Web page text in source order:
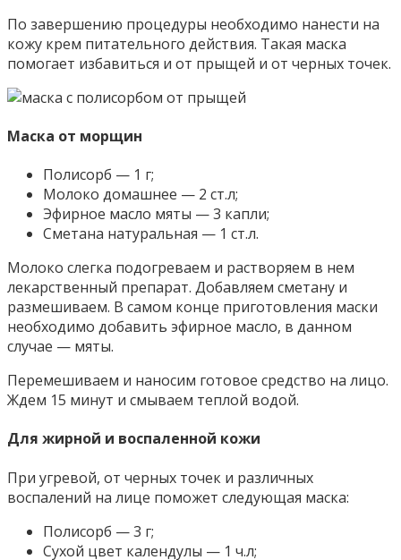
По завершению процедуры необходимо нанести на
кожу крем питательного действия. Такая маска
помогает избавиться и от прыщей и от черных точек.
Маска от морщин
Полисорб — 1 г;
Молоко домашнее — 2 ст.л;
Эфирное масло мяты — 3 капли;
Сметана натуральная — 1 ст.л.
Молоко слегка подогреваем и растворяем в нем
лекарственный препарат. Добавляем сметану и
размешиваем. В самом конце приготовления маски
необходимо добавить эфирное масло, в данном
случае — мяты.
Перемешиваем и наносим готовое средство на лицо.
Ждем 15 минут и смываем теплой водой.
Для жирной и воспаленной кожи
При угревой, от черных точек и различных
воспалений на лице поможет следующая маска:
Полисорб — 3 г;
Сухой цвет календулы — 1 ч.л;